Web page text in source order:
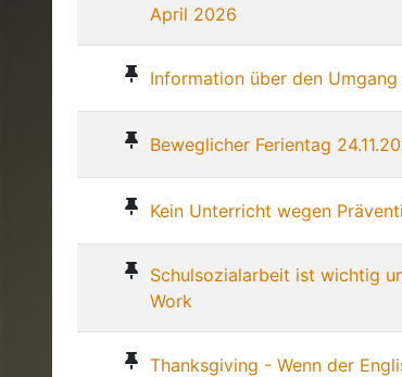
April 2026
Information über den
Beweglicher Ferientag
Kein Unterricht wegen
Schulsozialarbeit ist wichtig
Work
Thanksgiving - Wenn der